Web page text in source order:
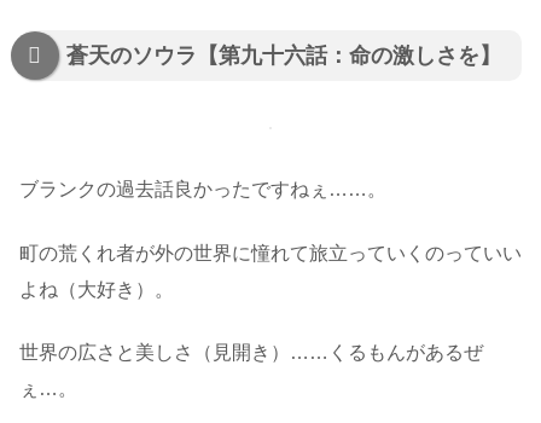
蒼天のソウラ【第九十六話：命の激しさを】
ブランクの過去話良かったですねぇ……。
町の荒くれ者が外の世界に憧れて旅立っていくのっていい
よね（大好き）。
世界の広さと美しさ（見開き）……くるもんがあるぜ
ぇ…。